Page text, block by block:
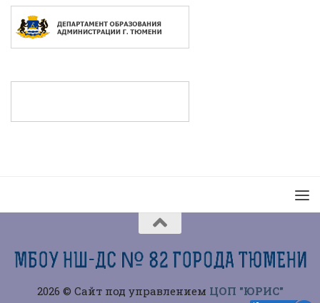
2026 © Сайт под управлением ЦОП "ЮРИС"